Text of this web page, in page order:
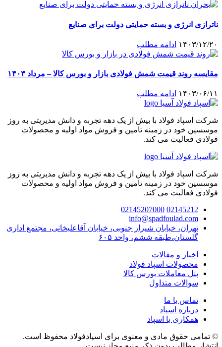
ناترازی انرژی و بسته حمایتی دولت برای صنایع
۱۴۰۳/۱۲/۲۰ ادامه مطلب
مقایسه روند قیمت شمش فولادی بازار و بورس کالا – مرداد ۱۴۰۳
۱۴۰۳/۰۶/۱۱ ادامه مطلب
شرکت اسپاد فولاد با بیش از یک دهه تجربه و دانش مدیریتی به روز
موسسین خود در زمینه تامین و فروش مواد اولیه و محصولات
فولادی فعالیت می کند.
شرکت اسپاد فولاد با بیش از یک دهه تجربه و دانش مدیریتی به روز
موسسین خود در زمینه تامین و فروش مواد اولیه و محصولات
فولادی فعالیت می کند.
02145212
02145207000
info@spadfoulad.com
تهران، خیابان شیراز جنوبی، خیابان آقاعلیخانی، مجتمع اداری
گلستان،طبقه ششم، واحد ۶۰۵
اخبار و مقالات
محصولات اسپاد فولاد
پنل معاملات بورس کالا
سوالات متداول
تماس با ما
درباره اسپاد
همکاری با اسپاد
© تمامی حقوق مادی و معنوی برای اسپادفولاد محفوظ است.